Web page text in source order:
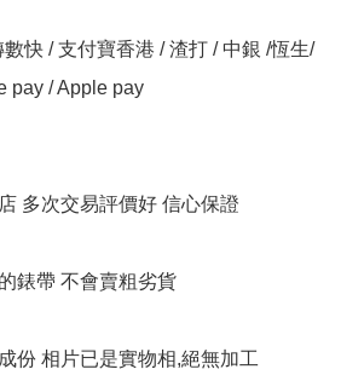
快 / 支付寶香港 / 渣打 / 中銀 /恆生/
pay / Apple pay
多次交易評價好 信心保證
錶帶 不會賣粗劣貨
份 相片已是實物相,絕無加工